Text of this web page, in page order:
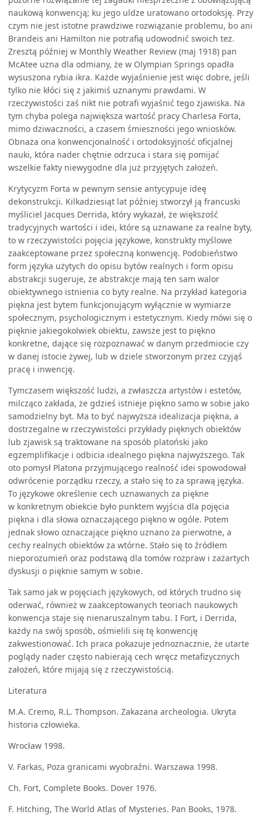
naukową konwencją; ku jego uldze uratowano ortodoksję. Przy
czym nie jest istotne prawdziwe rozwiązanie problemu, bo ani
Brandeis ani Hamilton nie potrafią udowodnić swoich tez.
Zresztą później w Monthly Weather Review (maj 1918) pan
McAtee uzna dla odmiany, że w Olympian Springs opadła
wysuszona rybia ikra. Każde wyjaśnienie jest więc dobre, jeśli
tylko nie kłóci się z jakimiś uznanymi prawdami. W
rzeczywistości zaś nikt nie potrafi wyjaśnić tego zjawiska. Na
tym chyba polega największa wartość pracy Charlesa Forta,
mimo dziwaczności, a czasem śmieszności jego wniosków.
Obnaża ona konwencjonalność i ortodoksyjność oficjalnej
nauki, która nader chętnie odrzuca i stara się pomijać
wszelkie fakty niewygodne dla już przyjętych założeń.
Krytycyzm Forta w pewnym sensie antycypuje ideę
dekonstrukcji. Kilkadziesiąt lat później stworzył ją francuski
myśliciel Jacques Derrida, który wykazał, że większość
tradycyjnych wartości i idei, które są uznawane za realne byty,
to w rzeczywistości pojęcia językowe, konstrukty myślowe
zaakceptowane przez społeczną konwencję. Podobieństwo
form języka użytych do opisu bytów realnych i form opisu
abstrakcji sugeruje, że abstrakcje mają ten sam walor
obiektywnego istnienia co byty realne. Na przykład kategoria
piękna jest bytem funkcjonującym wyłącznie w wymiarze
społecznym, psychologicznym i estetycznym. Kiedy mówi się o
pięknie jakiegokolwiek obiektu, zawsze jest to piękno
konkretne, dające się rozpoznawać w danym przedmiocie czy
w danej istocie żywej, lub w dziele stworzonym przez czyjąś
pracę i inwencję.
Tymczasem większość ludzi, a zwłaszcza artystów i estetów,
milcząco zakłada, że gdzieś istnieje piękno samo w sobie jako
samodzielny byt. Ma to być najwyższa idealizacja piękna, a
dostrzegalne w rzeczywistości przykłady pięknych obiektów
lub zjawisk są traktowane na sposób platoński jako
egzemplifikacje i odbicia idealnego piękna najwyższego. Tak
oto pomysł Platona przyjmującego realność idei spowodował
odwrócenie porządku rzeczy, a stało się to za sprawą języka.
To językowe określenie cech uznawanych za piękne
w konkretnym obiekcie było punktem wyjścia dla pojęcia
piękna i dla słowa oznaczającego piękno w ogóle. Potem
jednak słowo oznaczające piękno uznano za pierwotne, a
cechy realnych obiektów za wtórne. Stało się to źródłem
nieporozumień oraz podstawą dla tomów rozpraw i zażartych
dyskusji o pięknie samym w sobie.
Tak samo jak w pojęciach językowych, od których trudno się
oderwać, również w zaakceptowanych teoriach naukowych
konwencja staje się nienaruszalnym tabu. I Fort, i Derrida,
każdy na swój sposób, ośmielili się tę konwencję
zakwestionować. Ich praca pokazuje jednoznacznie, że utarte
poglądy nader często nabierają cech wręcz metafizycznych
założeń, które mijają się z rzeczywistością.
Literatura
M.A. Cremo, R.L. Thompson. Zakazana archeologia. Ukryta
historia człowieka.
Wrocław 1998.
V. Farkas, Poza granicami wyobraźni. Warszawa 1998.
Ch. Fort, Complete Books. Dover 1976.
F. Hitching, The World Atlas of Mysteries. Pan Books, 1978.